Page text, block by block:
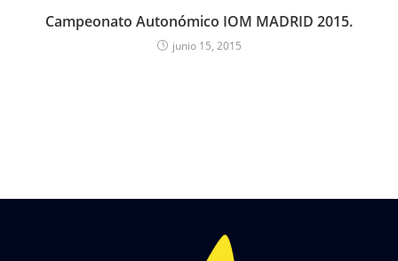
Campeonato Autonómico IOM MADRID 2015.
junio 15, 2015